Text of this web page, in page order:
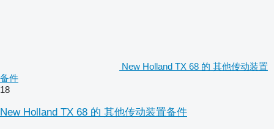
New Holland TX 68 的 其他传动装置
备件
18
New Holland TX 68 的 其他传动装置备件